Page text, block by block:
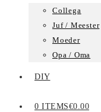
Collega
Juf / Meester
Moeder
Opa / Oma
DIY
0 ITEMS€0.00